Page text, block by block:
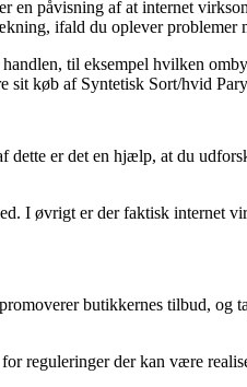
påvisning af at internet
ifald du oplever problemer
til eksempel hvilken
sit køb af Syntetisk Sort/hvid
er det en hjælp, at du
I øvrigt er der faktisk internet
butikkernes tilbud, og
reguleringer der kan være